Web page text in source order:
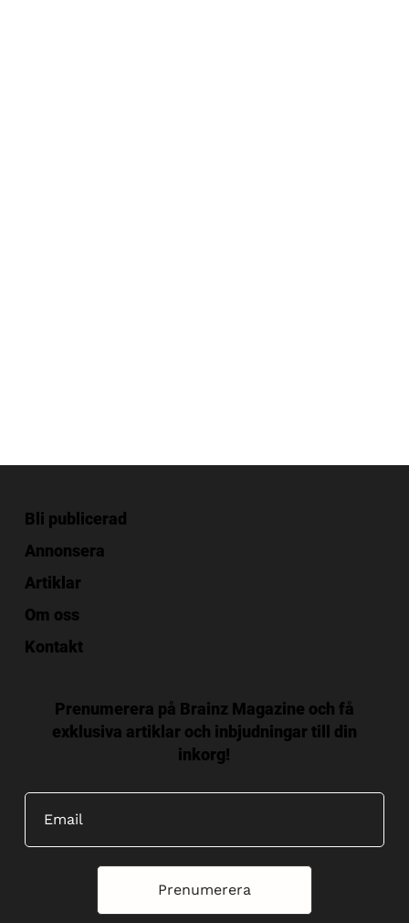
Bli publicerad
Annonsera
Artiklar
Om oss
Kontakt
Prenumerera på Brainz Magazine och få
exklusiva artiklar och inbjudningar till din
inkorg!
Prenumerera